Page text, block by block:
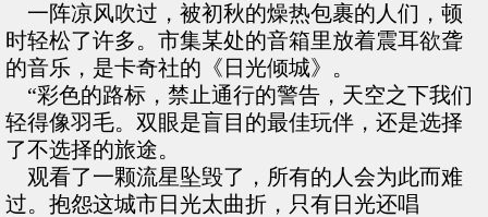
一阵凉风吹过，被初秋的燥热包裹的人们，顿
时轻松了许多。市集某处的音箱里放着震耳欲聋
的音乐，是卡奇社的《日光倾城》。
“彩色的路标，禁止通行的警告，天空之下我们
轻得像羽毛。双眼是盲目的最佳玩伴，还是选择
了不选择的旅途。
观看了一颗流星坠毁了，所有的人会为此而难
过。抱怨这城市日光太曲折，只有日光还唱